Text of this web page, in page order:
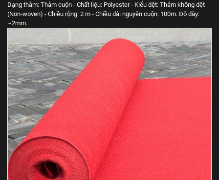
Dạng thảm: Thảm cuộn - Chất liệu: Polyester - Kiểu dệt: Thảm không dệt
(Non-woven) - Chiều rộng: 2 m - Chiều dài nguyên cuộn: 100m. Độ dày:
~2mm.